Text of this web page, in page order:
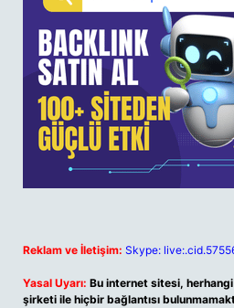
Reklam ve İletişim: Skype:
Yasal Uyarı: Bu internet sitesi,
şirketi ile hiçbir bağlantısı